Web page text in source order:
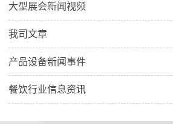
大型展会新闻视频
我司文章
产品设备新闻事件
餐饮行业信息资讯